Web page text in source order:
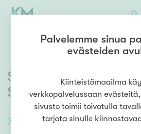
73 2mh, oh, k, erillinen
Sevettijärventie 8960,
Sevettijärvi,Inari
Palvelemme sinua
evästeiden
Kiinteistömaailma
verkkopalvelussaan
sivusto toimii toivotulla
tarjota sinulle